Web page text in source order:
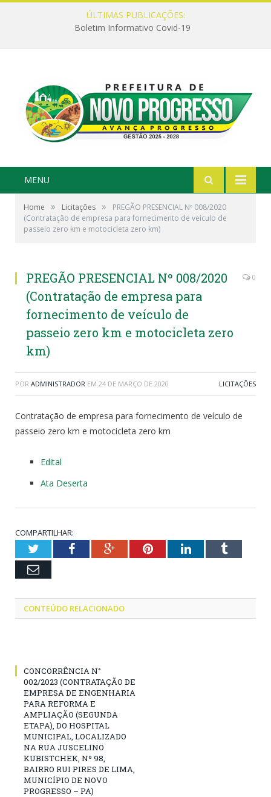
ÚLTIMAS PUBLICAÇÕES:
Boletim Informativo Covid-19
MENU
Home » Licitações »
PREGÃO PRESENCIAL Nº 008/2020
(Contratação de empresa para fornecimento de veículo de
passeio zero km e motocicleta zero km)
PREGÃO PRESENCIAL Nº 008/2020
(Contratação de empresa para
fornecimento de veículo de
passeio zero km e motocicleta zero
km)
0
POR ADMINISTRADOR EM 24 DE MARÇO DE 2020 LICITAÇÕES
Contratação de empresa para fornecimento de veículo de
passeio zero km e motocicleta zero km
Edital
Ata Deserta
COMPARTILHAR:
TwitterFacebookGoogle+PinterestLinkedInTumblr
Email
CONTEÚDO RELACIONADO
CONCORRÊNCIA N°
002/2023 (CONTRATAÇÃO DE
EMPRESA DE ENGENHARIA
PARA REFORMA E
AMPLIAÇÃO (SEGUNDA
ETAPA), DO HOSPITAL
MUNICIPAL, LOCALIZADO
NA RUA JUSCELINO
KUBISTCHEK, Nº 98,
BAIRRO RUI PIRES DE LIMA,
MUNICÍPIO DE NOVO
PROGRESSO – PA)